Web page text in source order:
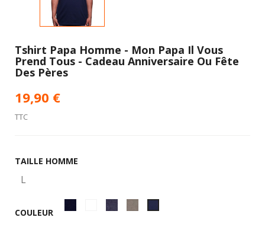
Tshirt Papa Homme - Mon Papa Il Vous
Prend Tous - Cadeau Anniversaire Ou Fête
Des Pères
19,90 €
TTC
TAILLE HOMME
COULEUR
Blanc